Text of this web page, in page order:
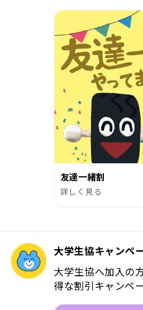
友達一緒割
詳しく見る
大学生協キャンペ
大学生協へ加入の
得な割引キャンペ